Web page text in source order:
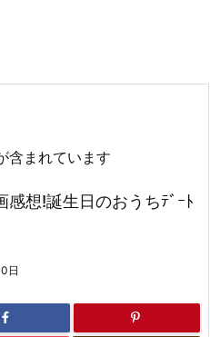
含まれています
感想!誕生日のおうちﾃﾞｰﾄ
日